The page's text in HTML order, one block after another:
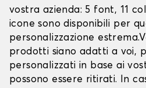
vostra azienda: 5 font, 11
icone sono disponibili per
personalizzazione
prodotti siano adatti a voi,
personalizzati in base ai
possono essere ritirati. In